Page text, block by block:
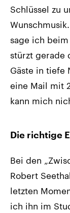
Schlüssel zu
sage ich
stürzt gerade
Gäste in tiefe
eine Mail mit
kann mich
Die richtige
Bei den
Robert
letzten
ich ihn im